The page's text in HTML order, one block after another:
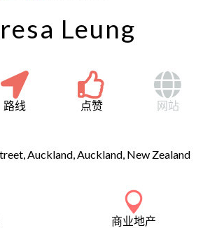
Leung
路线 点赞 网站
Auckland, Auckland, New Zealand
商业地产